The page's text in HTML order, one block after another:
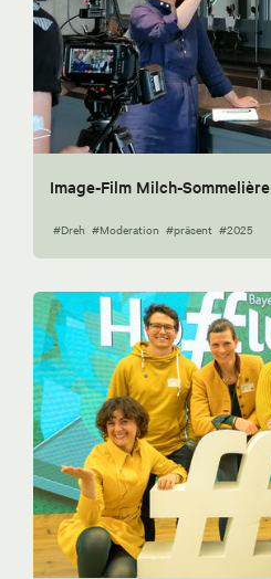
Image-Film Milch-Sommelière
#Dreh #Moderation #präsent #2025